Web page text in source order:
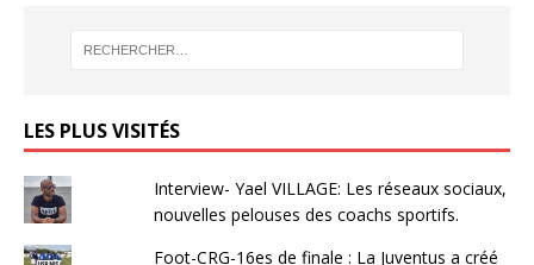
LES PLUS VISITÉS
Interview- Yael VILLAGE: Les réseaux sociaux,
nouvelles pelouses des coachs sportifs.
Foot-CRG-16es de finale : La Juventus a créé